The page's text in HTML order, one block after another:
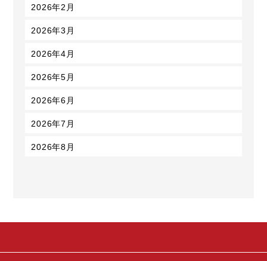
2026年2月
2026年3月
2026年4月
2026年5月
2026年6月
2026年7月
2026年8月